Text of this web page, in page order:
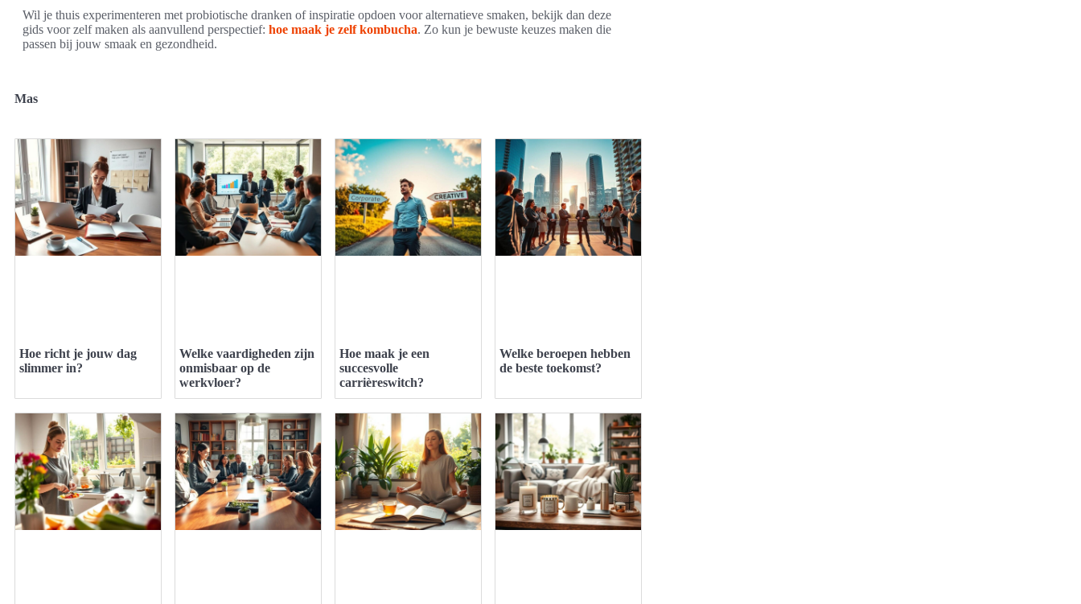
Wil je thuis experimenteren met probiotische dranken of inspiratie opdoen voor alternatieve smaken, bekijk dan deze
gids voor zelf maken als aanvullend perspectief: hoe maak je zelf kombucha. Zo kun je bewuste keuzes maken die
passen bij jouw smaak en gezondheid.
Mas
Hoe richt je jouw dag
slimmer in?
Welke vaardigheden zijn
onmisbaar op de
werkvloer?
Hoe maak je een
succesvolle
carrièreswitch?
Welke beroepen hebben
de beste toekomst?